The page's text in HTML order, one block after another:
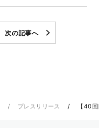
次の記事へ
プレスリリース 【40